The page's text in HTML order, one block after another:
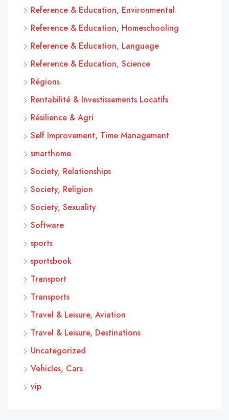
Reference & Education, Environmental
Reference & Education, Homeschooling
Reference & Education, Language
Reference & Education, Science
Régions
Rentabilité & Investissements Locatifs
Résilience & Agri
Self Improvement, Time Management
smarthome
Society, Relationships
Society, Religion
Society, Sexuality
Software
sports
sportsbook
Transport
Transports
Travel & Leisure, Aviation
Travel & Leisure, Destinations
Uncategorized
Vehicles, Cars
vip